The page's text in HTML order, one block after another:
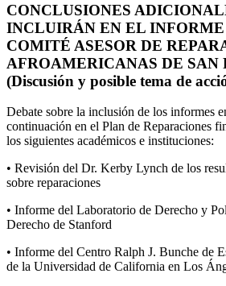
CONCLUSIONES
INCLUIRÁN EN EL
COMITÉ ASESOR DE
AFROAMERICANAS DE SAN
(Discusión y posible tema de
Debate sobre la inclusión de los informes
continuación en el Plan de Reparaciones
los siguientes académicos e instituciones:
• Revisión del Dr. Kerby Lynch de los
sobre reparaciones
• Informe del Laboratorio de Derecho y
Derecho de Stanford
• Informe del Centro Ralph J. Bunche de
de la Universidad de California en Los